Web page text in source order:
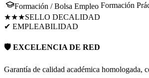
Formación / Bolsa Empleo Formación
★★★SELLO DECALIDAD
✔ EMPLEABILIDAD
🛡️ EXCELENCIA DE RED
Garantía de calidad académica homologada,